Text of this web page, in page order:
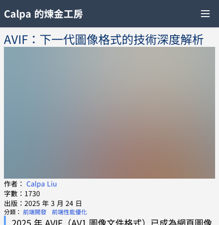
Calpa 的煉金工房
AVIF：下一代圖像格式的技術深度解析
作者： Calpa Liu
字數：1730
出版：2025 年 3 月 24 日
分類： 前端開發 前端性能優化